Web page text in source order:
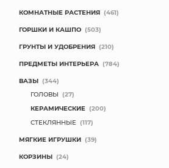
КОМНАТНЫЕ РАСТЕНИЯ (461)
ГОРШКИ И КАШПО (503)
ГРУНТЫ И УДОБРЕНИЯ (210)
ПРЕДМЕТЫ ИНТЕРЬЕРА (784)
ВАЗЫ (344)
ГОЛОВЫ (27)
КЕРАМИЧЕСКИЕ (200)
СТЕКЛЯННЫЕ (117)
МЯГКИЕ ИГРУШКИ (39)
КОРЗИНЫ (24)